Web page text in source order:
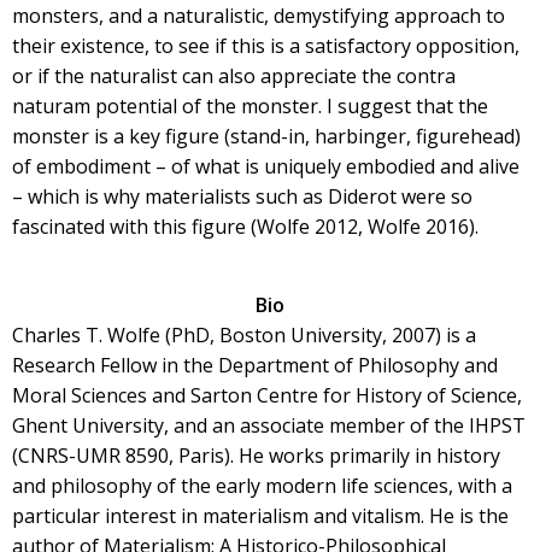
monsters, and a naturalistic, demystifying approach to
their existence, to see if this is a satisfactory opposition,
or if the naturalist can also appreciate the contra
naturam potential of the monster. I suggest that the
monster is a key figure (stand-in, harbinger, figurehead)
of embodiment – of what is uniquely embodied and alive
– which is why materialists such as Diderot were so
fascinated with this figure (Wolfe 2012, Wolfe 2016).
Bio
Charles T. Wolfe (PhD, Boston University, 2007) is a
Research Fellow in the Department of Philosophy and
Moral Sciences and Sarton Centre for History of Science,
Ghent University, and an associate member of the IHPST
(CNRS-UMR 8590, Paris). He works primarily in history
and philosophy of the early modern life sciences, with a
particular interest in materialism and vitalism. He is the
author of Materialism: A Historico-Philosophical